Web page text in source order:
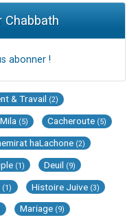
abonner !
& Travail (2)
(5) Cacheroute (5)
haLachone (2)
(1) Deuil (9)
(1) Histoire Juive (3)
Mariage (9)